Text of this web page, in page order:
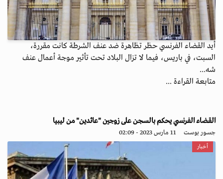
أيد القضاء الفرنسي حظر تظاهرة ضد عنف الشرطة كانت مقررة،
السبت، في باريس، فيما لا تزال البلاد تحت تأثير موجة أعمال عنف
شه...
متابعة القراءة ...
القضاء الفرنسي يحكم بالسجن على زوجين "عائدين" من ليبيا
جسور بوست 11 مارس 2023 - 02:09
أخبار